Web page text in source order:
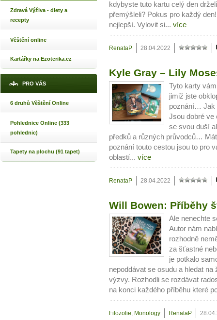
Zdravá Výživa - diety a
recepty
Věštění online
Kartářky na Ezoterika.cz
PRO VÁS
6 druhů Věštění Online
Pohlednice Online (333
pohlednic)
Tapety na plochu (91 tapet)
kdybyste tuto kartu celý den
přemýšleli? Pokus pro každý
nejlepší. Vylovit si... více
RenataP 28.04.2022
Kyle Gray – Lily
Tyto karty
jimiž jste
poznání… Jak
Jsou dobré ve
se svou duší
předků a různých průvodců…
poznání touto cestou jsou to pro
oblastí... více
RenataP 28.04.2022
Will Bowen: Příběhy
Ale nenechte
Autor nám
rozhodně
za šťastné
je potkalo
nepoddávat se osudu a hledat
výzvy. Rozhodli se rozdávat
na konci každého příběhu které
Filozofie, Monology RenataP